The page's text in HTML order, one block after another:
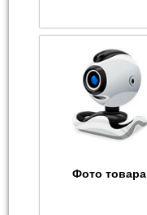
Фото товара